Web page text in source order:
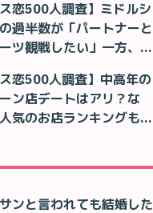
ス恋500人調査】ミドルシ
過半数が「パートナーと
ツ観戦したい」一方、実
ス恋500人調査】中高年の
ン店デートはアリ？な
気のお店ランキングも紹
ンと言われても結婚した